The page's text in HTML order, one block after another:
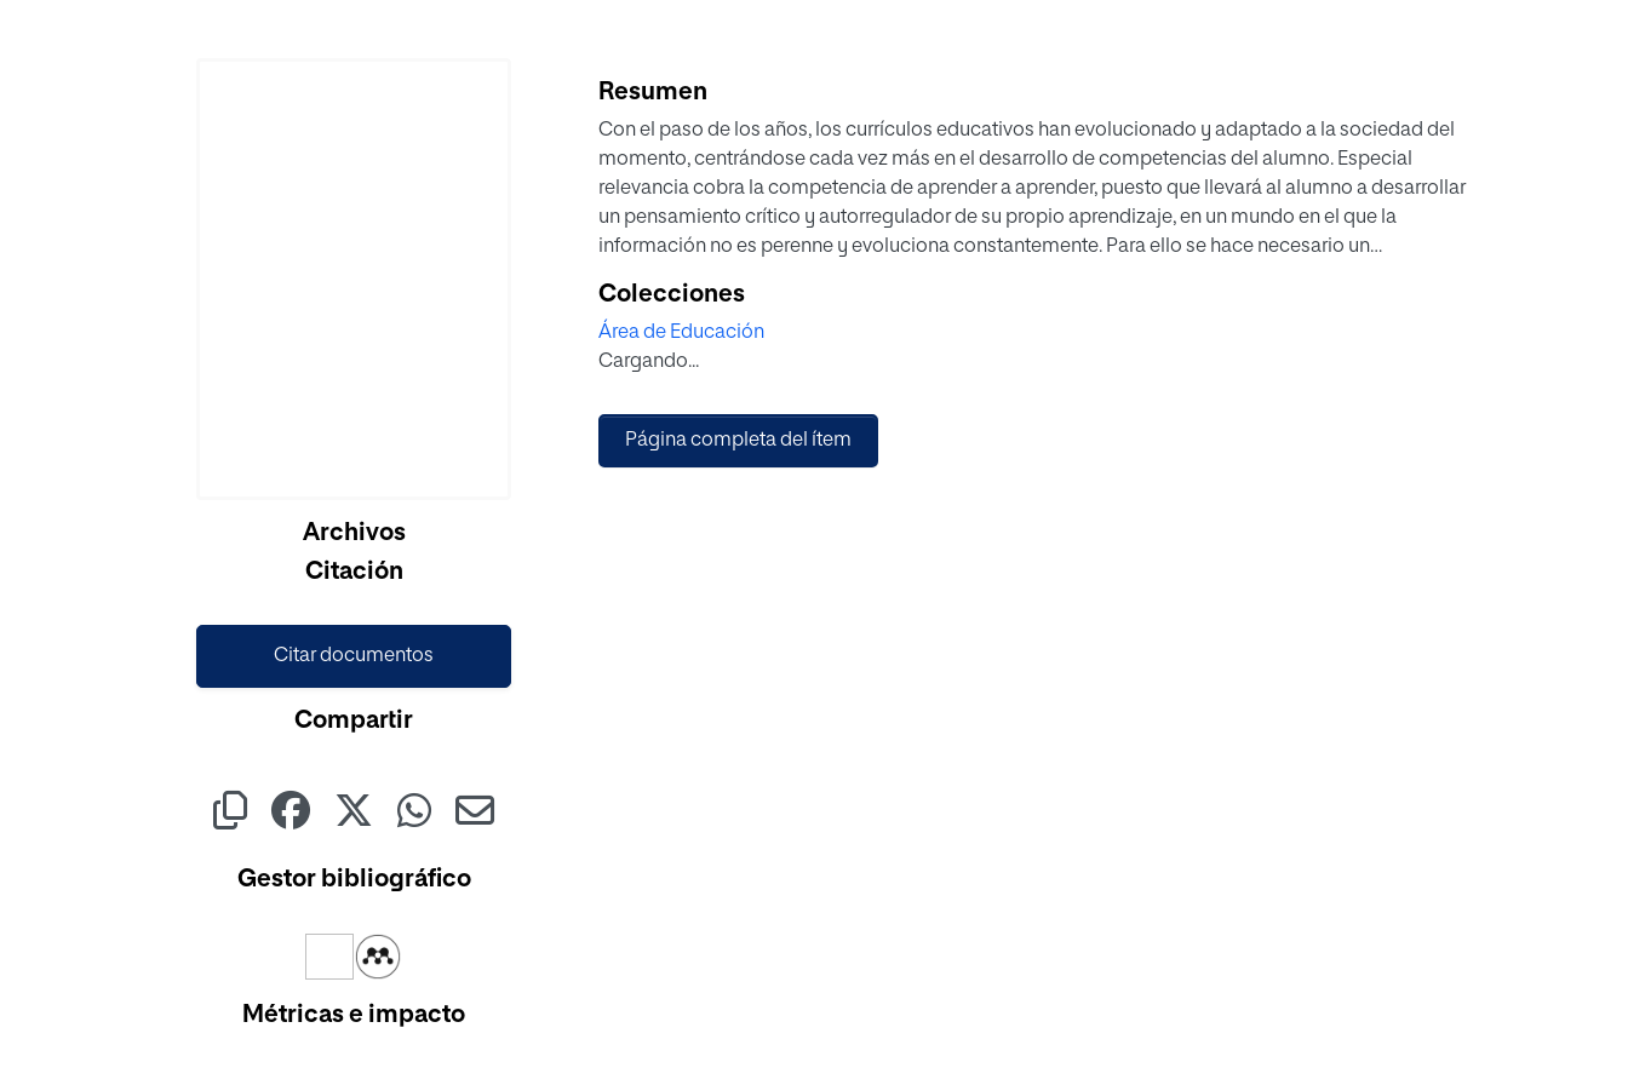
Archivos
Citación
Citar documentos
Compartir
Gestor bibliográfico
Métricas e impacto
Resumen
Con el paso de los años, los currículos educativos han evolucionado y adaptado a la sociedad del
momento, centrándose cada vez más en el desarrollo de competencias del alumno. Especial
relevancia cobra la competencia de aprender a aprender, puesto que llevará al alumno a desarrollar
un pensamiento crítico y autorregulador de su propio aprendizaje, en un mundo en el que la
información no es perenne y evoluciona constantemente. Para ello se hace necesario un
metacognición es clave a la hora de resolver problemas de aula y de la vida cotidiana. Por todo ello,
este trabajo final de grado propone una intervención en el aula con el ajedrez como motor de
desarrollo de pensamiento metacognitivo para, entre otros, lograr ese pensamiento crítico, el logro de
Colecciones
Área de Educación
Cargando...
Página completa del ítem